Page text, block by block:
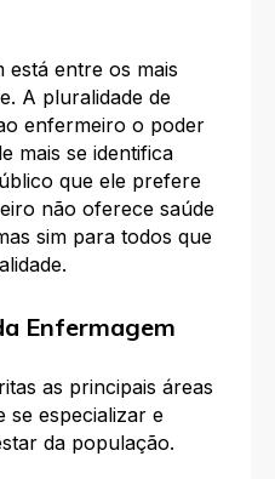
está entre os mais
A pluralidade de
enfermeiro o poder
mais se identifica
que ele prefere
não oferece saúde
sim para todos que
Enfermagem
as principais áreas
se especializar e
da população.